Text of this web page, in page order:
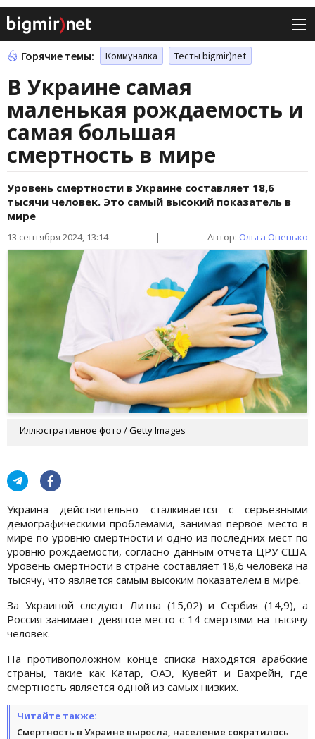
Горячие темы: Коммуналка Тесты bigmir)net
В Украине самая
маленькая рождаемость и
самая большая
смертность в мире
Уровень смертности в Украине составляет 18,6
тысячи человек. Это самый высокий показатель в
мире
13 сентября 2024, 13:14 | Автор: Ольга Опенько
Иллюстративное фото / Getty Images
Украина действительно сталкивается с серьезными
демографическими проблемами, занимая первое место в
мире по уровню смертности и одно из последних мест по
уровню рождаемости, согласно данным отчета ЦРУ США.
Уровень смертности в стране составляет 18,6 человека на
тысячу, что является самым высоким показателем в мире.
За Украиной следуют Литва (15,02) и Сербия (14,9), а
Россия занимает девятое место с 14 смертями на тысячу
человек.
На противоположном конце списка находятся арабские
страны, такие как Катар, ОАЭ, Кувейт и Бахрейн, где
смертность является одной из самых низких.
Читайте также:
Смертность в Украине выросла, население сократилось